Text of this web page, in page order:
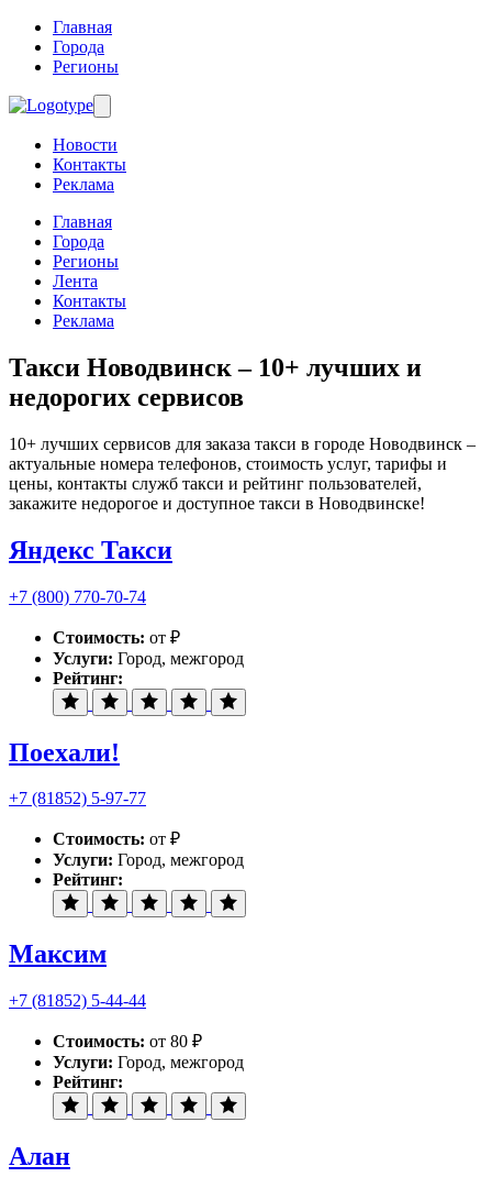
Главная
Города
Регионы
Новости
Контакты
Реклама
Главная
Города
Регионы
Лента
Контакты
Реклама
Такси Новодвинск – 10+ лучших и
недорогих сервисов
10+ лучших сервисов для заказа такси в городе Новодвинск –
актуальные номера телефонов, стоимость услуг, тарифы и
цены, контакты служб такси и рейтинг пользователей,
закажите недорогое и доступное такси в Новодвинске!
Яндекс Такси
+7 (800) 770-70-74
Стоимость: от ₽
Услуги: Город, межгород
Рейтинг:
Поехали!
+7 (81852) 5-97-77
Стоимость: от ₽
Услуги: Город, межгород
Рейтинг:
Максим
+7 (81852) 5-44-44
Стоимость: от 80 ₽
Услуги: Город, межгород
Рейтинг:
Алан